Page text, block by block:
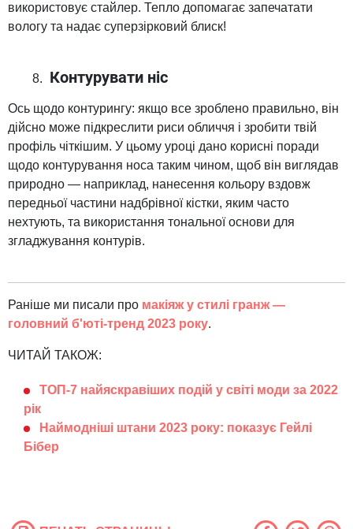
використовує стайлер. Тепло допомагає запечатати
вологу та надає суперзірковий блиск!
Контурувати ніс
Ось щодо контурингу: якщо все зроблено правильно, він
дійсно може підкреслити риси обличчя і зробити твій
профіль чіткішим. У цьому уроці дано корисні поради
щодо контурування носа таким чином, щоб він виглядав
природно — наприклад, нанесення кольору вздовж
передньої частини надбрівної кістки, яким часто
нехтують, та використання тональної основи для
згладжування контурів.
Раніше ми писали про макіяж у стилі гранж —
головний б'юті-тренд 2023 року.
ЧИТАЙ ТАКОЖ:
ТОП-7 найяскравіших подій у світі моди за 2022
рік
Наймодніші штани 2023 року: показує Гейлі
Бібер